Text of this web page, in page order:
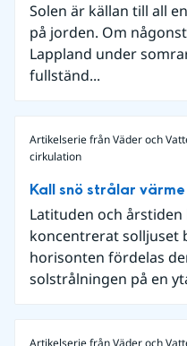
Solen är källan till all
på jorden. Om
Lappland under
fullständ...
Artikelserie från Väder och
cirkulation
Kall snö strålar värme
Latituden och
koncentrerat solljuset
horisonten fördelas
solstrålningen på en